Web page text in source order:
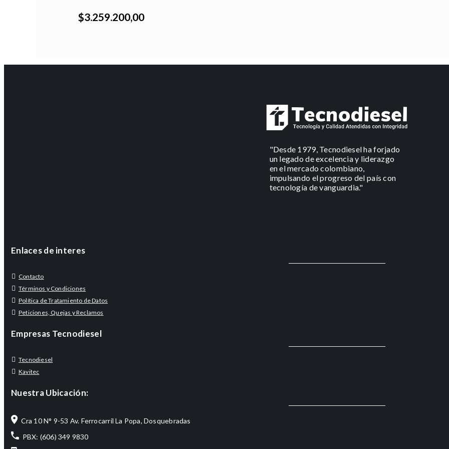
$3.259.200,00
"Desde 1979, Tecnodiesel ha forjado
un legado de excelencia y liderazgo
en el mercado colombiano,
impulsando el progreso del país con
tecnología de vanguardia."
Enlaces de interes
Contacto
Términos y Condiciones
Política de Tratamiento de Datos
Peticiones, Quejas y Reclamos
Empresas Tecnodiesel
Tecnodiesel
Kavitec
Nuestra Ubicación:
Cra 10 N° 9-53 Av. Ferrocarril La Popa, Dosquebradas
PBX: (606) 349 9830